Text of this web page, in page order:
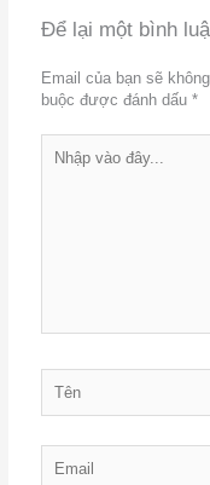
Để lại một bình
Email của bạn sẽ
buộc được đánh dấu*
vào